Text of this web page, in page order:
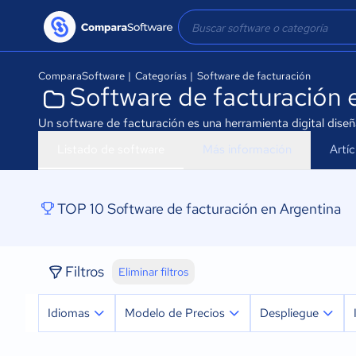
ComparaSoftware | Categorías | Software de facturación
Software de facturación
Un software de facturación es una herramienta digital
Más información
TOP 10 Software de facturación en Argentina
Filtros Eliminar filtros
Idiomas Modelo de Precios Despliegue